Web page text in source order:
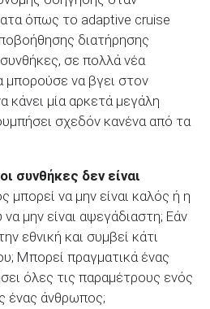
όπως το adaptive cruise
διατήρησης
σε πολλά νέα
μπορούσε να βγει στον
κάνει μία αρκετά μεγάλη
σχεδόν κανένα από τα
συνθήκες δεν είναι
μπορεί να μην είναι καλός ή η
μην είναι αψεγάδιαστη; Εάν
εθνική και συμβεί κάτι
Μπορεί πραγματικά ένας
όλες τις παραμέτρους ενός
ένας άνθρωπος;